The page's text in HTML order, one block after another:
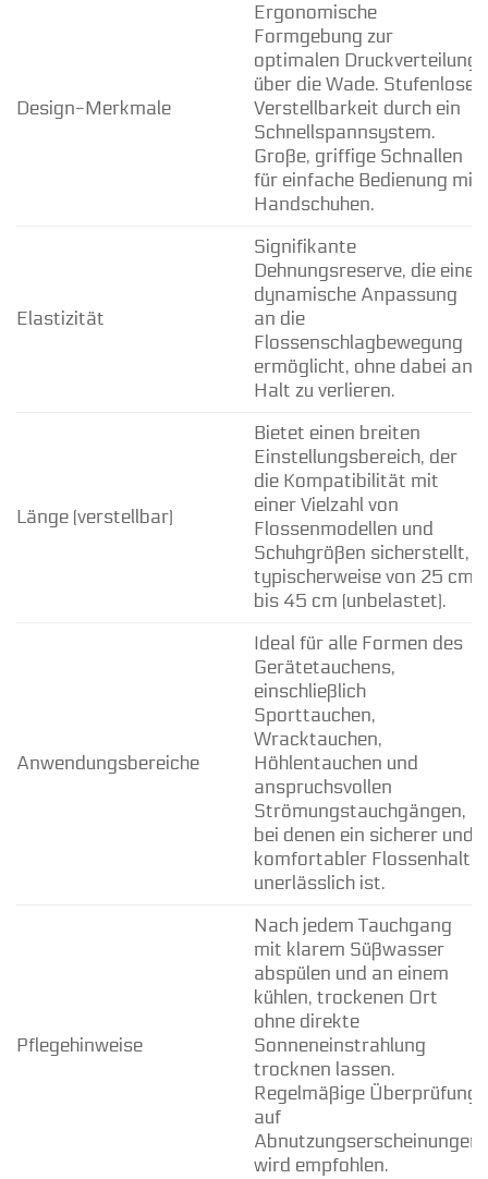
Design-Merkmale
Ergonomische
Formgebung zur
optimalen Druckverteilung
über die Wade. Stufenlose
Verstellbarkeit durch ein
Schnellspannsystem.
Große, griffige Schnallen
für einfache Bedienung mit
Handschuhen.
Elastizität
Signifikante
Dehnungsreserve, die eine
dynamische Anpassung
an die
Flossenschlagbewegung
ermöglicht, ohne dabei an
Halt zu verlieren.
Länge (verstellbar)
Bietet einen breiten
Einstellungsbereich, der
die Kompatibilität mit
einer Vielzahl von
Flossenmodellen und
Schuhgrößen sicherstellt,
typischerweise von 25 cm
bis 45 cm (unbelastet).
Anwendungsbereiche
Ideal für alle Formen des
Gerätetauchens,
einschließlich
Sporttauchen,
Wracktauchen,
Höhlentauchen und
anspruchsvollen
Strömungstauchgängen,
bei denen ein sicherer und
komfortabler Flossenhalt
unerlässlich ist.
Pflegehinweise
Nach jedem Tauchgang
mit klarem Süßwasser
abspülen und an einem
kühlen, trockenen Ort
ohne direkte
Sonneneinstrahlung
trocknen lassen.
Regelmäßige Überprüfung
auf
Abnutzungserscheinungen
wird empfohlen.